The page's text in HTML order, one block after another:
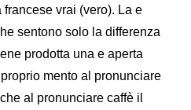
francese vrai (vero). La e
sentono solo la differenza
prodotta una e aperta
mento al pronunciare
al pronunciare caffè il